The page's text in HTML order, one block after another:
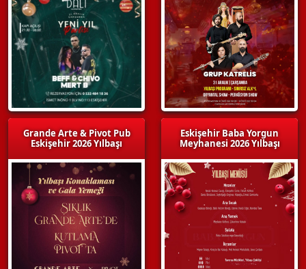
Grande Arte & Pivot Pub
Eskişehir 2026 Yılbaşı
Eskişehir Baba Yorgun
Meyhanesi 2026 Yılbaşı